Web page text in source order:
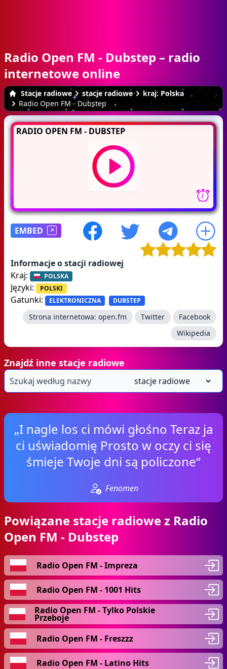
Radio Open FM - Dubstep – radio
internetowe online
Stacje radiowe stacje radiowe
kraj: Polska
Radio Open FM - Dubstep
RADIO OPEN FM - DUBSTEP
EMBED
Informacje o stacji radiowej
Kraj:
POLSKA
Języki: POLSKI
Gatunki: ELEKTRONICZNA DUBSTEP
Strona internetowa: open.fm Twitter
Facebook
Wikipedia
Znajdź inne stacje radiowe
„I nagle los ci mówi głośno Teraz ja
ci uświadomię Prosto w oczy ci się
śmieje Twoje dni są policzone“
Fenomen
Powiązane stacje radiowe z Radio
Open FM - Dubstep
Radio Open FM - Impreza
Radio Open FM - 1001 Hits
Radio Open FM - Tylko Polskie
Przeboje
Radio Open FM - Freszzz
Radio Open FM - Latino Hits